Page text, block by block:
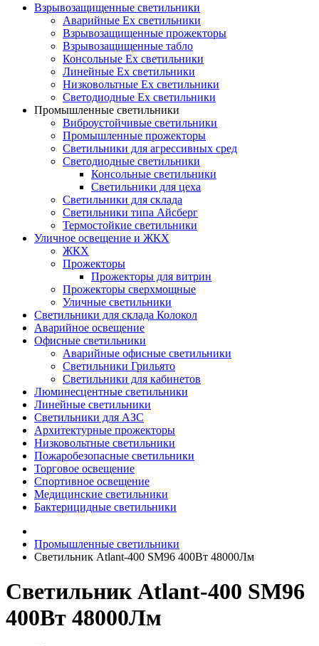
Взрывозащищенные светильники
Аварийные Ex светильники
Взрывозащищенные прожекторы
Взрывозащищенные табло
Консольные Ех светильники
Линейные Ex светильники
Низковольтные Ex светильники
Светодиодные Ex светильники
Промышленные светильники
Виброустойчивые светильники
Промышленные прожекторы
Светильники для агрессивных сред
Светодиодные светильники
Консольные светильники
Светильники для цеха
Светильники для склада
Светильники типа Айсберг
Термостойкие светильники
Уличное освещение и ЖКХ
ЖКХ
Прожекторы
Прожекторы для витрин
Прожекторы сверхмощные
Уличные светильники
Светильники для склада Колокол
Аварийное освещение
Офисные светильники
Аварийные офисные светильники
Светильники Грильято
Светильники для кабинетов
Люминесцентные светильники
Линейные светильники
Светильники для АЗС
Архитектурные прожекторы
Низковольтные светильники
Пожаробезопасные светильники
Торговое освещение
Спортивное освещение
Медицинские светильники
Бактерицидные светильники
Промышленные светильники
Светильник Atlant-400 SM96 400Вт 48000Лм
Светильник Atlant-400 SM96
400Вт 48000Лм